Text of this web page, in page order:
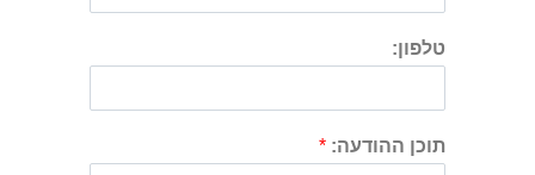
טלפון:
תוכן ההודעה: *